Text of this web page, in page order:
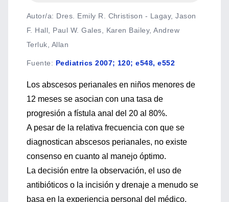
Autor/a: Dres. Emily R. Christison - Lagay, Jason
F. Hall, Paul W. Gales, Karen Bailey, Andrew
Terluk, Allan
Fuente: Pediatrics 2007; 120; e548, e552
Los abscesos perianales en niños menores de
12 meses se asocian con una tasa de
progresión a fístula anal del 20 al 80%.
A pesar de la relativa frecuencia con que se
diagnostican abscesos perianales, no existe
consenso en cuanto al manejo óptimo.
La decisión entre la observación, el uso de
antibióticos o la incisión y drenaje a menudo se
basa en la experiencia personal del médico.